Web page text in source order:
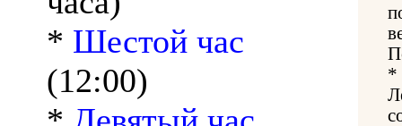
* Шестой час
(12:00)
*